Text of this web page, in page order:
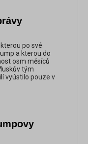
po své
a kterou do
osm měsíců
tým
vyústilo pouze v